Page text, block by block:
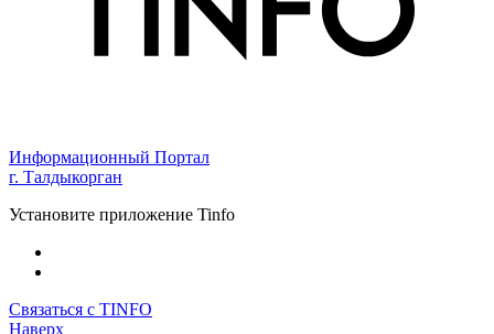
Информационный Портал
г. Талдыкорган
Установите приложение Tinfo
Связаться с TINFO
Наверх